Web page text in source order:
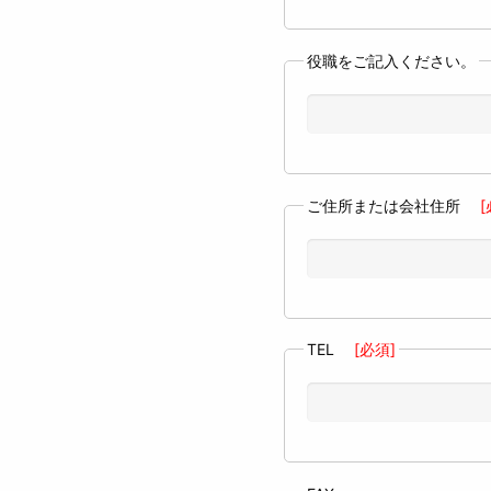
役職をご記入ください。
ご住所または会社住所 [
TEL [必須]